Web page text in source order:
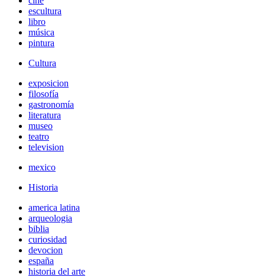
escultura
libro
música
pintura
Cultura
exposicion
filosofía
gastronomía
literatura
museo
teatro
television
mexico
Historia
america latina
arqueologia
biblia
curiosidad
devocion
españa
historia del arte